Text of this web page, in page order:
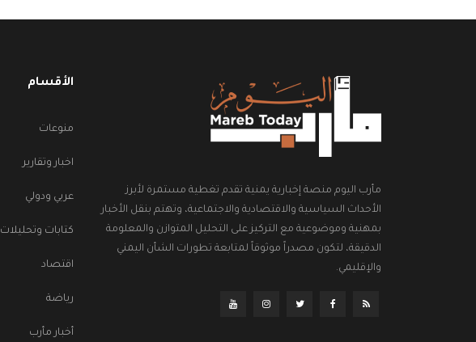
مأرب اليوم منصة إخبارية يمنية تقدم تغطية مستمرة لأبرز
الأحداث السياسية والاقتصادية والاجتماعية، وتهتم بنقل الأخبار
بمهنية وموضوعية مع التركيز على التحليل المتوازن والمعلومة
الدقيقة، لتكون مصدراً موثوقاً لمتابعة تطورات الشأن اليمني
والإقليمي.
الأقسام
منوعات
اخبار وتقارير
عربي ودولي
كتابات وتحليلات
اقتصاد
رياضة
أخبار مأرب